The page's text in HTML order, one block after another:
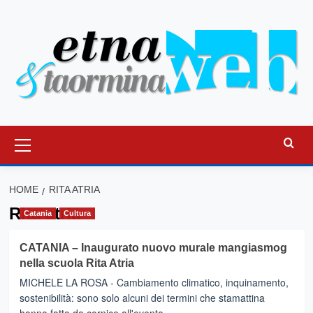
principale
HOME RITA ATRIA
Rita atria
Catania Cultura
CATANIA – Inaugurato nuovo murale mangiasmog
nella scuola Rita Atria
MICHELE LA ROSA - Cambiamento climatico, inquinamento,
sostenibilità: sono solo alcuni dei termini che stamattina